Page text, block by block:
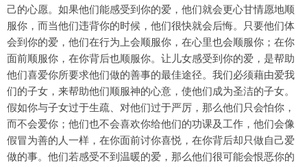
己的心愿。如果他们能感受到你的爱，他们就会更心甘情愿地顺
服你，而当他们违背你的时候，他们很快就会后悔。只要他们体
会到你的爱，他们在行为上会顺服你，在心里也会顺服你；在你
面前顺服你，在你背后也顺服你。让儿女感受到你的爱，是帮助
他们喜爱你所要求他们做的善事的最佳途径。我们必须藉由爱我
们的子女，来帮助他们顺服神的心意，使他们成为圣洁的子女。
假如你与子女过于生疏、对他们过于严厉，那么他们只会怕你，
而不会爱你；他们也不会喜欢你给他们的功课及工作，他们会像
假冒为善的人一样，在你面前讨你喜悦，在你背后却只做自己爱
做的事。他们若感受不到温暖的爱，那么他们很可能会恨恶你的